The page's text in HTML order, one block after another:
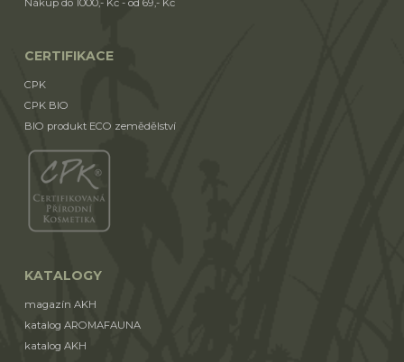
Nákup do 1000,- Kč - od 69,- Kč
CERTIFIKACE
CPK
CPK BIO
BIO produkt ECO zemědělství
KATALOGY
magazín AKH
katalog AROMAFAUNA
katalog AKH